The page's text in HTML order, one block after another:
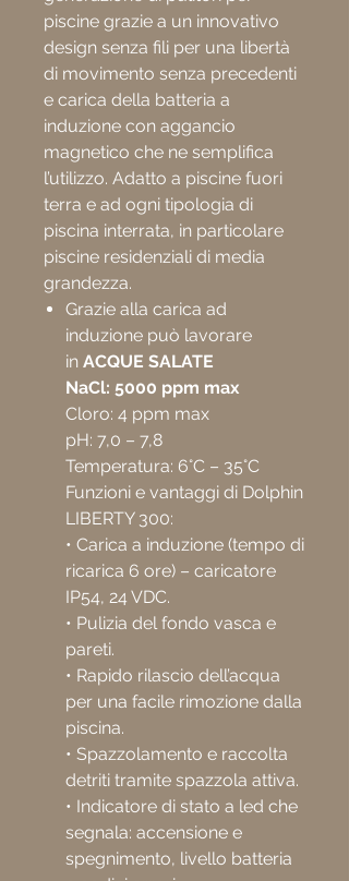
piscine grazie a un innovativo
design senza fili per una libertà
di movimento senza precedenti
e carica della batteria a
induzione con aggancio
magnetico che ne semplifica
l’utilizzo. Adatto a piscine fuori
terra e ad ogni tipologia di
piscina interrata, in particolare
piscine residenziali di media
grandezza.
Grazie alla carica ad
induzione può lavorare
in ACQUE SALATE
NaCl: 5000 ppm max
Cloro: 4 ppm max
pH: 7,0 – 7,8
Temperatura: 6°C – 35°C
Funzioni e vantaggi di Dolphin
LIBERTY 300:
• Carica a induzione (tempo di
ricarica 6 ore) – caricatore
IP54, 24 VDC.
• Pulizia del fondo vasca e
pareti.
• Rapido rilascio dell’acqua
per una facile rimozione dalla
piscina.
• Spazzolamento e raccolta
detriti tramite spazzola attiva.
• Indicatore di stato a led che
segnala: accensione e
spegnimento, livello batteria